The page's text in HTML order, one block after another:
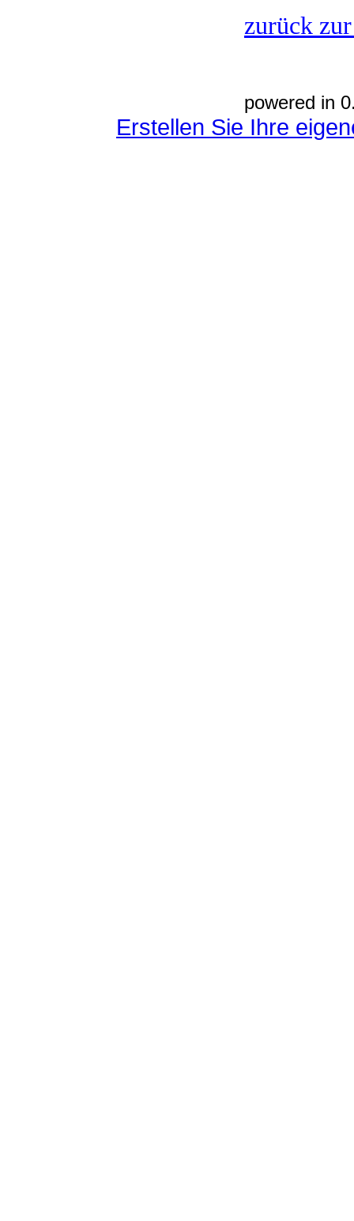
zurück
powered in
Erstellen Sie Ihre